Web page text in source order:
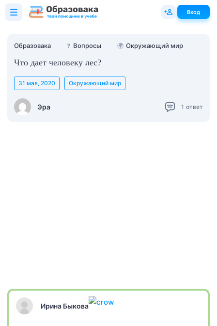
Образовака ❓ Вопросы 🌍 Окружающий мир
Что дает человеку лес?
Эра
31 мая, 2020 Окружающий мир
1 ответ
Ирина Быкова
Вход